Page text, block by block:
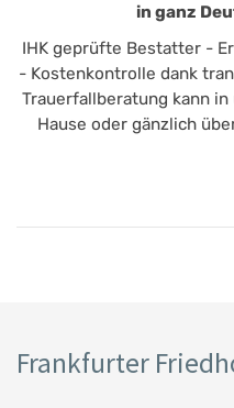
in ganz
IHK geprüfte Bestatter -
- Kostenkontrolle dank
Trauerfallberatung kann
Hause oder gänzlich
Frankfurter